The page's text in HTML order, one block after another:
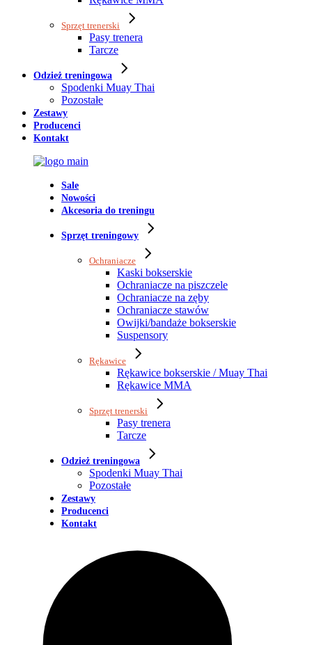
Sprzęt trenerski
Pasy trenera
Tarcze
Odzież treningowa
Spodenki Muay Thai
Pozostałe
Zestawy
Producenci
Kontakt
Sale
Nowości
Akcesoria do treningu
Sprzęt treningowy
Ochraniacze
Kaski bokserskie
Ochraniacze na piszczele
Ochraniacze na zęby
Ochraniacze stawów
Owijki/bandaże bokserskie
Suspensory
Rękawice
Rękawice bokserskie / Muay Thai
Rękawice MMA
Sprzęt trenerski
Pasy trenera
Tarcze
Odzież treningowa
Spodenki Muay Thai
Pozostałe
Zestawy
Producenci
Kontakt